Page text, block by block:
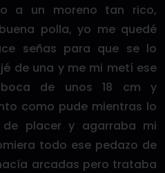
a un moreno tan rico,
polla, yo me quedé
señas para que se lo
de una y me mi metí ese
de unos 18 cm y
como pude mientras lo
placer y agarraba mi
todo ese pedazo de
arcadas pero trataba